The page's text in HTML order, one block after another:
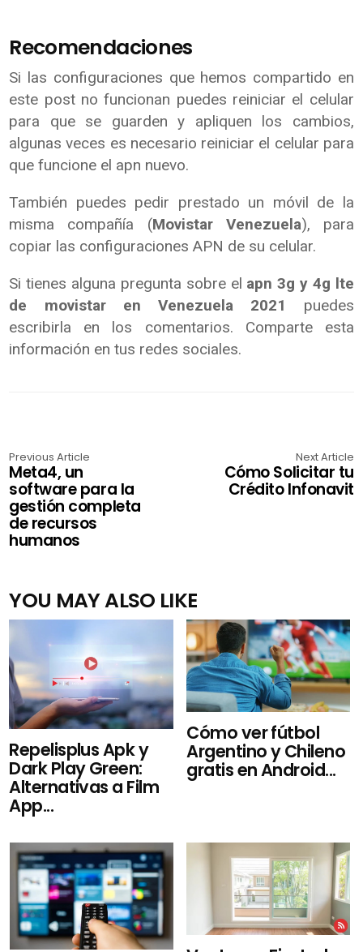
Recomendaciones
Si las configuraciones que hemos compartido en
este post no funcionan puedes reiniciar el celular
para que se guarden y apliquen los cambios,
algunas veces es necesario reiniciar el celular para
que funcione el apn nuevo.
También puedes pedir prestado un móvil de la
misma compañía (Movistar Venezuela), para
copiar las configuraciones APN de su celular.
Si tienes alguna pregunta sobre el apn 3g y 4g lte
de movistar en Venezuela 2021
puedes
escribirla en los comentarios. Comparte esta
información en tus redes sociales.
Previous Article
Meta4, un
software para la
gestión completa
de recursos
humanos
Next Article
Cómo Solicitar tu
Crédito Infonavit
YOU MAY ALSO LIKE
Repelisplus Apk y
Dark Play Green:
Alternativas a Film
App...
Cómo ver fútbol
Argentino y Chileno
gratis en Android...